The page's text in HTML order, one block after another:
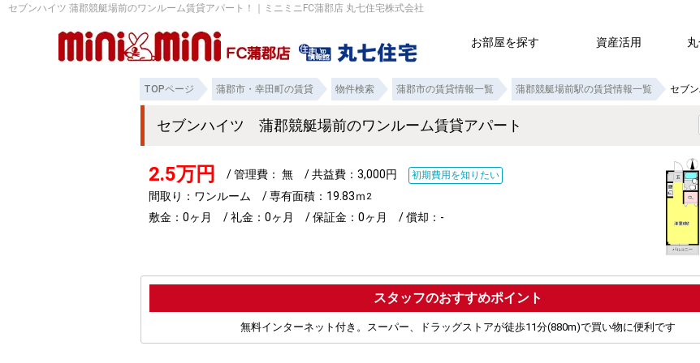
セブンハイツ 蒲郡競艇場前のワンルーム賃貸アパート！｜ミニミニFC蒲郡店 丸七住宅株式会社
お部屋を探す 資産活用
TOPページ 蒲郡市・幸田町の賃貸 物件検索 蒲郡市の賃貸情報一覧 蒲郡競艇場前駅の賃貸情報一覧 セブ
セブンハイツ 蒲郡競艇場前のワンルーム賃貸アパート
2.5万円 / 管理費： 無 / 共益費：3,000円 初期費用を知りたい
間取り：ワンルーム / 専有面積：19.83ｍ 2
敷金：0ヶ月 / 礼金：0ヶ月 / 保証金：0ヶ月 / 償却：-
ポイント
無料インターネット付き。スーパー、ドラッグストアが徒歩11分(880m)で買い物に便利です